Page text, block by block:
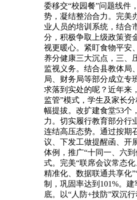
委移交“校园餐”问题线件
势，凝结整治合力。完美
业人员的培训系统，结合
分，积极争取上级政策资
视更暖心。紧盯食物平安
养分健康三大沉点，三、
监视义务。结合县教体局
局、财务局等部分成立专
求落到实处的呢？近年来
监管”模式，学生及家长
幅提拔。改扩建食堂53个
力。切实履行教育部分行
连结高压态势。通过按期
议、下发工做提醒函、开
体例，推广“十同一、六
式。完美“联席会议常态
精准化、数据联通共享化
制，巩固率达到101%。建
底。以“人防+技防”双沉